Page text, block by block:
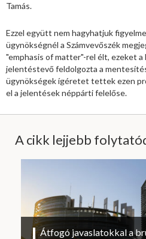
Tamás.
Ezzel együtt nem hagyhatjuk
ügynökségnél a Számvevőszék
"emphasis of matter"-rel élt, ezeket a
jelentéstevő feldolgozta a
ügynökségek ígéretet tettek ezen
el a jelentések néppárti felelőse.
A cikk lejjebb
Átfogó javaslatokkal a